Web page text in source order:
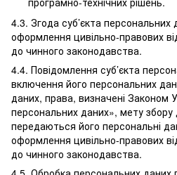
4.3. Згода суб’єкта персональних
оформлення цивільно-правових
до чинного законодавства.
4.4. Повідомлення суб’єкта
включення його персональних
даних, права, визначені Законом
персональних даних», мету збору
передаються його персональні
оформлення цивільно-правових
до чинного законодавства.